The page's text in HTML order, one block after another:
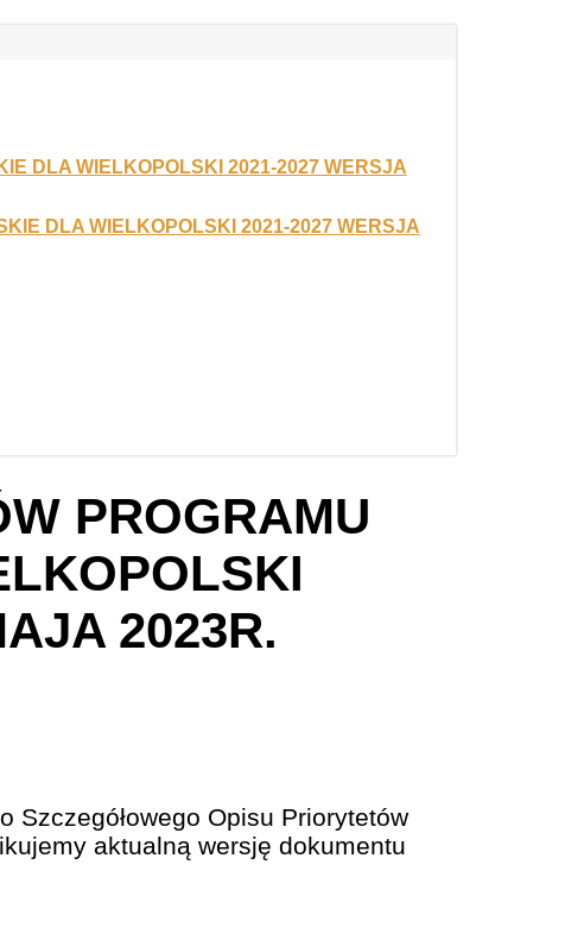
PROGRAMU
2023R.
Szczegółowego Opisu Priorytetów
aktualną wersję dokumentu